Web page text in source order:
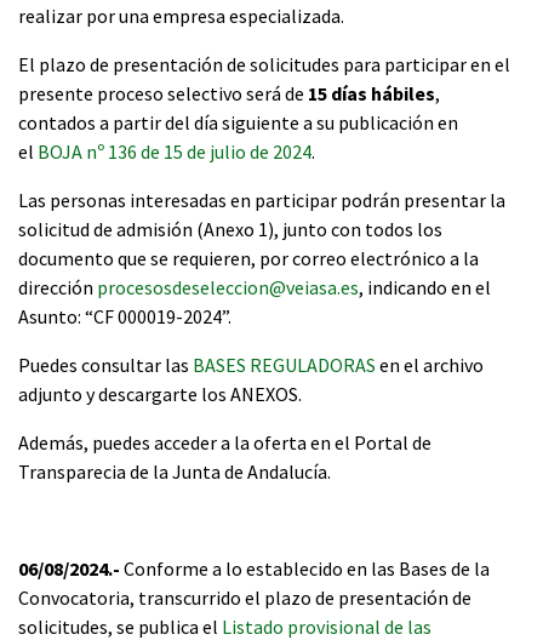
realizar por una empresa especializada.
El plazo de presentación de solicitudes para participar en el
presente proceso selectivo será de 15 días hábiles,
contados a partir del día siguiente a su publicación en
el BOJA nº 136 de 15 de julio de 2024.
Las personas interesadas en participar podrán presentar la
solicitud de admisión (Anexo 1), junto con todos los
documento que se requieren, por correo electrónico a la
dirección procesosdeseleccion@veiasa.es, indicando en el
Asunto: “CF 000019-2024”.
Puedes consultar las BASES REGULADORAS en el archivo
adjunto y descargarte los ANEXOS.
Además, puedes acceder a la oferta en el Portal de
Transparecia de la Junta de Andalucía.
06/08/2024.- Conforme a lo establecido en las Bases de la
Convocatoria, transcurrido el plazo de presentación de
solicitudes, se publica el Listado provisional de las